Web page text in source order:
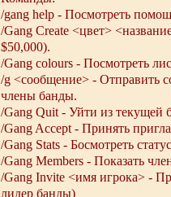
/gang help - Посмотреть
/Gang Create <цвет>
$50,000).
/Gang colours - Посмотреть
/g <сообщение> - Отправить
члены банды.
/Gang Quit - Уйти из текущей
/Gang Accept - Принять
/Gang Stats - Босмотреть
/Gang Members - Показать
/Gang Invite <имя игрока> -
лидер банды)